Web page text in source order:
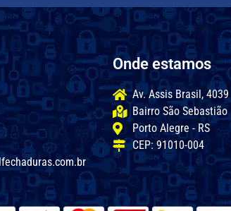
Onde estamos
Av. Assis Brasil, 4039
Bairro São Sebastião
Porto Alegre - RS
CEP: 91010-004